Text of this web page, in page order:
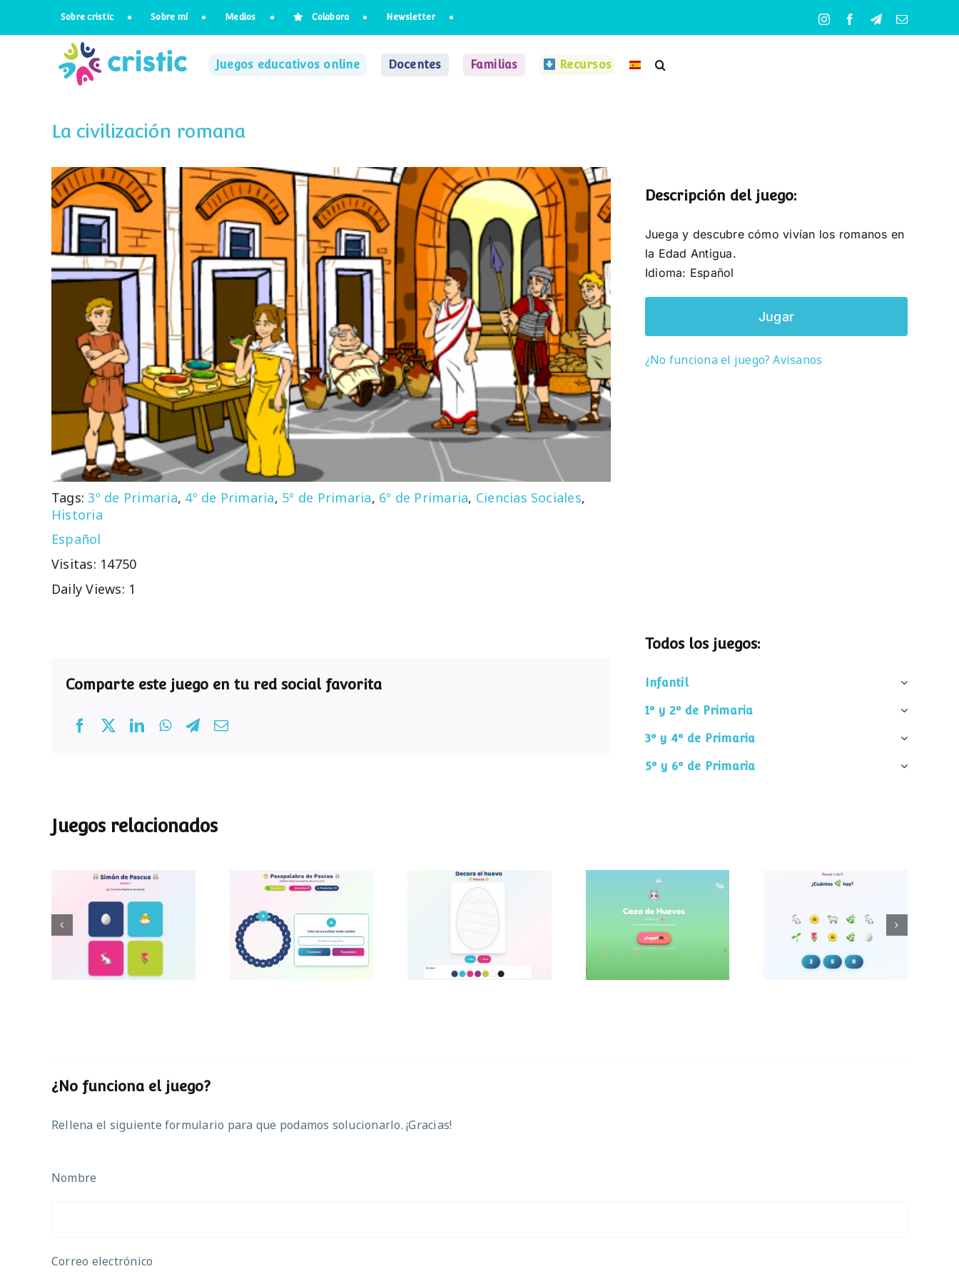
Sobre cristic Sobre mí Medios Colabora Newsletter InstagramFacebookTelegramCorreo
Juegos educativos online Docentes Familias Recursos
La civilización romana
Tags:3º de Primaria, 4º de Primaria, 5º de Primaria, 6º de Primaria, Ciencias Sociales,
Historia
Español
Visitas: 14750
Daily Views: 1
Descripción del juego:
Juega y descubre cómo vivían los romanos en
la Edad Antigua.
Idioma: Español
Jugar
¿No funciona el juego? Avísanos
Comparte este juego en tu red social favorita
Todos los juegos:
Infantil
1º y 2º de Primaria
3º y 4º de Primaria
5º y 6º de Primaria
Juegos relacionados
Simon de Pascua
Pasapalabra de
Pascua
Decora el huevo de
Pascua
Caza de huevos
¿Cuántos
elementos hay?
¿No funciona el juego?
Rellena el siguiente formulario para que podamos solucionarlo. ¡Gracias!
Nombre
Correo electrónico